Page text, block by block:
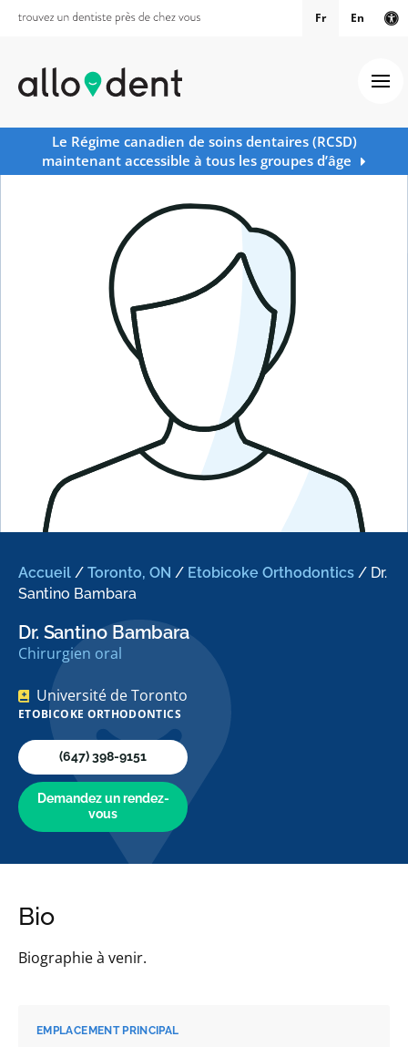
Fr En
Le Régime canadien de soins dentaires (RCSD)
maintenant accessible à tous les groupes d’âge
Accueil / Toronto, ON / Etobicoke Orthodontics / Dr.
Santino Bambara
Dr. Santino Bambara
Chirurgien oral
Université de Toronto
ETOBICOKE ORTHODONTICS
(647) 398-9151
Demandez un rendez-
vous
EMPLACEMENT PRINCIPAL
Bio
Biographie à venir.